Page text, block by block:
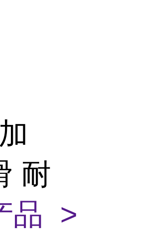
耐
品 >